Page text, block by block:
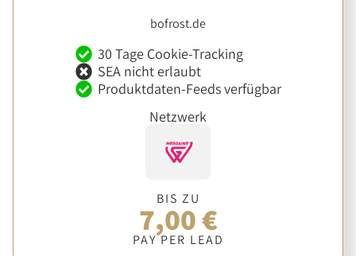
bofrost.de
30 Tage Cookie-Tracking
SEA nicht erlaubt
Produktdaten-Feeds verfügbar
Netzwerk
BIS ZU
7,00 €
PAY PER LEAD